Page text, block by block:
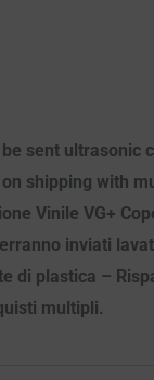
sent ultrasonic
shipping with
Vinile VG+
inviati
di plastica –
multipli.